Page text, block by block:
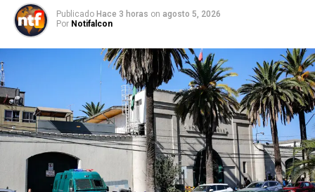
Publicado Hace 3 horas on agosto 5, 2026
Por Notifalcon